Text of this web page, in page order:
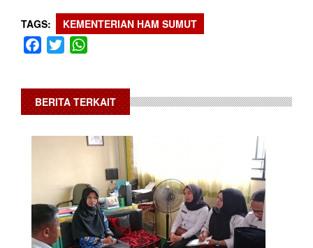
TAGS KEMENTERIAN HAM SUMUT
Facebook
Twitter
BERITA TERKAIT